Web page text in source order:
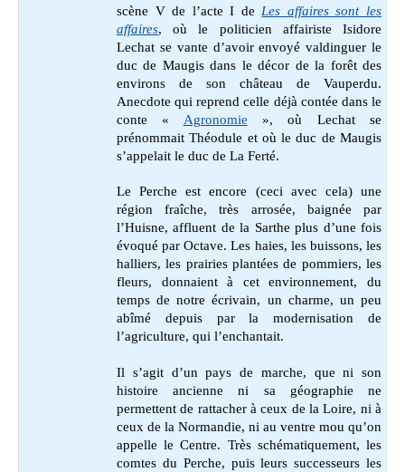
scène V de l’acte I de Les affaires sont les
affaires, où le politicien affairiste Isidore
Lechat se vante d’avoir envoyé valdinguer le
duc de Maugis dans le décor de la forêt des
environs de son château de Vauperdu.
Anecdote qui reprend celle déjà contée dans le
conte « Agronomie », où Lechat se
prénommait Théodule et où le duc de Maugis
s’appelait le duc de La Ferté.
Le Perche est encore (ceci avec cela) une
région fraîche, très arrosée, baignée par
l’Huisne, affluent de la Sarthe plus d’une fois
évoqué par Octave. Les haies, les buissons, les
halliers, les prairies plantées de pommiers, les
fleurs, donnaient à cet environnement, du
temps de notre écrivain, un charme, un peu
abîmé depuis par la modernisation de
l’agriculture, qui l’enchantait.
Il s’agit d’un pays de marche, que ni son
histoire ancienne ni sa géographie ne
permettent de rattacher à ceux de la Loire, ni à
ceux de la Normandie, ni au ventre mou qu’on
appelle le Centre. Très schématiquement, les
comtes du Perche, puis leurs successeurs les